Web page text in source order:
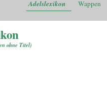
Adelslexikon Wappen
ohne Titel)